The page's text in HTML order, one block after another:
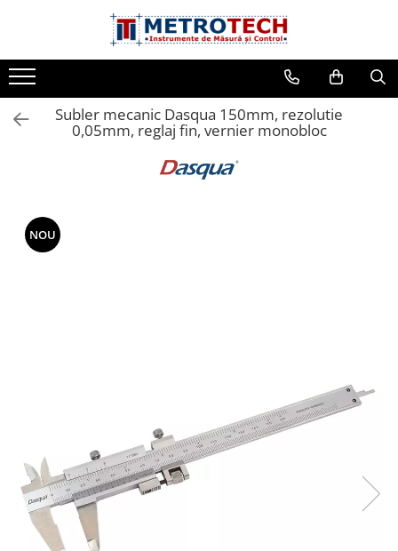
Toate Produsele
Sublere
Sublere digitale
Sublere digitale de adancime
Sublere cu cadran
Micrometre
Micrometre mecanice
Micrometre digitale
Micrometre de interior in 2 puncte
Subler mecanic Dasqua 150mm, rezolutie
0,05mm, reglaj fin, vernier monobloc
NOU